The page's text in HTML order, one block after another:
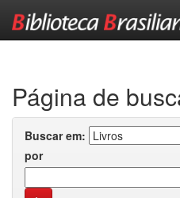
Página de
Buscar em:
por